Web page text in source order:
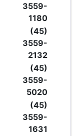
3559-
1180
(45)
3559-
2132
(45)
3559-
5020
(45)
3559-
1631